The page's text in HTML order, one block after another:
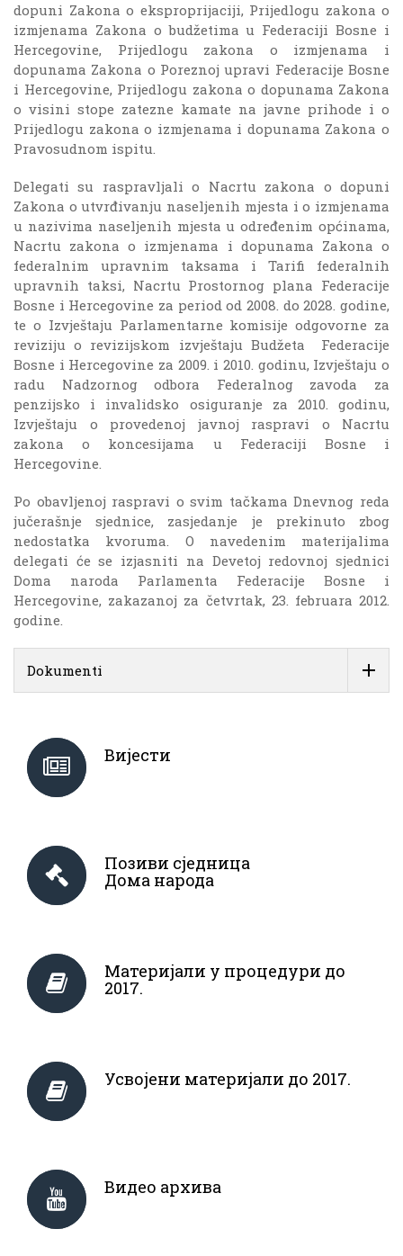
dopuni Zakona o eksproprijaciji, Prijedlogu zakona o
izmjenama Zakona o budžetima u Federaciji Bosne i
Hercegovine, Prijedlogu zakona o izmjenama i
dopunama Zakona o Poreznoj upravi Federacije Bosne
i Hercegovine, Prijedlogu zakona o dopunama Zakona
o visini stope zatezne kamate na javne prihode i o
Prijedlogu zakona o izmjenama i dopunama Zakona o
Pravosudnom ispitu.
Delegati su raspravljali o Nacrtu zakona o dopuni
Zakona o utvrđivanju naseljenih mjesta i o izmjenama
u nazivima naseljenih mjesta u određenim općinama,
Nacrtu zakona o izmjenama i dopunama Zakona o
federalnim upravnim taksama i Tarifi federalnih
upravnih taksi, Nacrtu Prostornog plana Federacije
Bosne i Hercegovine za period od 2008. do 2028. godine,
te o Izvještaju Parlamentarne komisije odgovorne za
reviziju o revizijskom izvještaju Budžeta Federacije
Bosne i Hercegovine za 2009. i 2010. godinu, Izvještaju o
radu Nadzornog odbora Federalnog zavoda za
penzijsko i invalidsko osiguranje za 2010. godinu,
Izvještaju o provedenoj javnoj raspravi o Nacrtu
zakona o koncesijama u Federaciji Bosne i
Hercegovine.
Po obavljenoj raspravi o svim tačkama Dnevnog reda
jučerašnje sjednice, zasjedanje je prekinuto zbog
nedostatka kvoruma. O navedenim materijalima
delegati će se izjasniti na Devetoj redovnoj sjednici
Doma naroda Parlamenta Federacije Bosne i
Hercegovine, zakazanoj za četvrtak, 23. februara 2012.
godine.
Dokumenti
Вијести
Позиви сједница
Дома народа
Материјали у процедури до
2017.
Усвојени материјали до 2017.
Видео архива